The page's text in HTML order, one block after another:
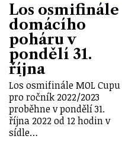
Los osmifinále
domácího
poháru v
pondělí 31.
října
Los osmifinále MOL Cupu
pro ročník 2022/2023
proběhne v pondělí 31.
října 2022 od 12 hodin v
sídle…